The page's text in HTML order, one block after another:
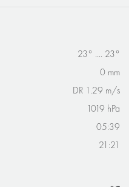
23° .... 23°
0 mm
DR 1.29 m/s
1019 hPa
05:39
21:21